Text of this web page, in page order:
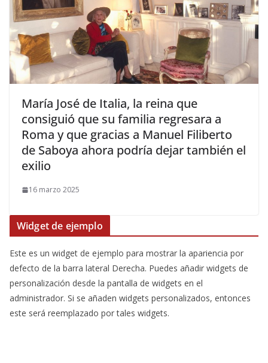
​María José de Italia, la reina que
consiguió que su familia regresara a
Roma y que gracias a Manuel Filiberto
de Saboya ahora podría dejar también el
exilio
16 marzo 2025
Widget de ejemplo
Este es un widget de ejemplo para mostrar la apariencia por
defecto de la barra lateral Derecha. Puedes añadir widgets de
personalización desde la pantalla de widgets en el
administrador. Si se añaden widgets personalizados, entonces
este será reemplazado por tales widgets.